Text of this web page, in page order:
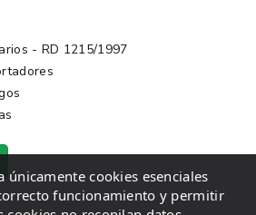
- RD 1215/1997
únicamente cookies esenciales
funcionamiento y permitir